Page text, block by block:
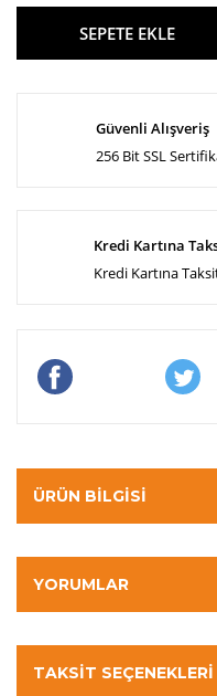
SEPETE EKLE
Güvenli Alışveriş
256 Bit SSL
Kredi Kartına
Kredi Kartına
ÜRÜN BILGISI
YORUMLAR
TAKSIT SEÇENEKLERI